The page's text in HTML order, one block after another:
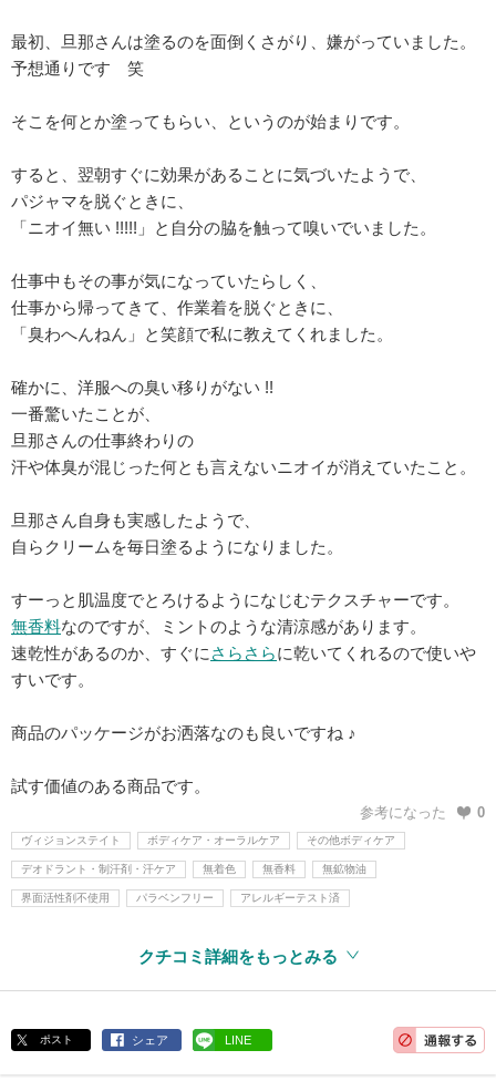
最初、旦那さんは塗るのを面倒くさがり、嫌がっていました。
予想通りです 笑
そこを何とか塗ってもらい、というのが始まりです。
すると、翌朝すぐに効果があることに気づいたようで、
パジャマを脱ぐときに、
「ニオイ無い !!!!!」と自分の脇を触って嗅いでいました。
仕事中もその事が気になっていたらしく、
仕事から帰ってきて、作業着を脱ぐときに、
「臭わへんねん」と笑顔で私に教えてくれました。
確かに、洋服への臭い移りがない !!
一番驚いたことが、
旦那さんの仕事終わりの
汗や体臭が混じった何とも言えないニオイが消えていたこと。
旦那さん自身も実感したようで、
自らクリームを毎日塗るようになりました。
すーっと肌温度でとろけるようになじむテクスチャーです。
無香料なのですが、ミントのような清涼感があります。
速乾性があるのか、すぐに さらさらに乾いてくれるので使いや
すいです。
商品のパッケージがお洒落なのも良いですね ♪
試す価値のある商品です。
参考になった 0
ヴィジョンステイト ボディケア・オーラルケア その他ボディケア
デオドラント・制汗剤・汗ケア 無着色 無香料 無鉱物油
界面活性剤不使用 パラベンフリー アレルギーテスト済
クチコミ詳細をもっとみる
ポスト シェア LINE